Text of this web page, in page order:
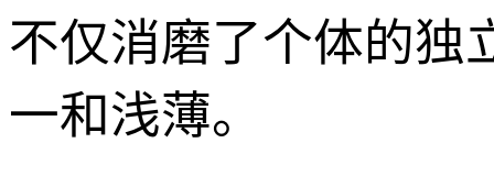
不仅消磨了个体的独
一和浅薄。